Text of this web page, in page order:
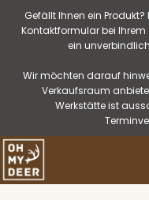
Gefällt Ihnen ein
Kontaktformular bei
ein
Wir möchten darauf
Verkaufsraum
Werkstätte ist